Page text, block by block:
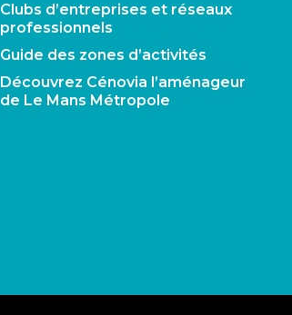
Clubs d’entreprises et réseaux
professionnels
Guide des zones d’activités
Découvrez Cénovia l’aménageur
de Le Mans Métropole